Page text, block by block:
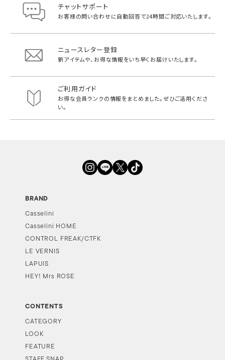
チャットサポート
お客様の問い合わせに自動回答で24時間ご対応いたします。
ニュースレター登録
新アイテムや、お得な情報をいち早く お届けいたします。
ご利用ガイド
お得な会員ランクの情報をまとめました。ぜひご活用くださ
い。
BRAND
Casselini
Casselini HOME
CONTROL FREAK/CTFK
LE VERNIS
LAPUIS
HEY! Mrs ROSE
CONTENTS
CATEGORY
LOOK
FEATURE